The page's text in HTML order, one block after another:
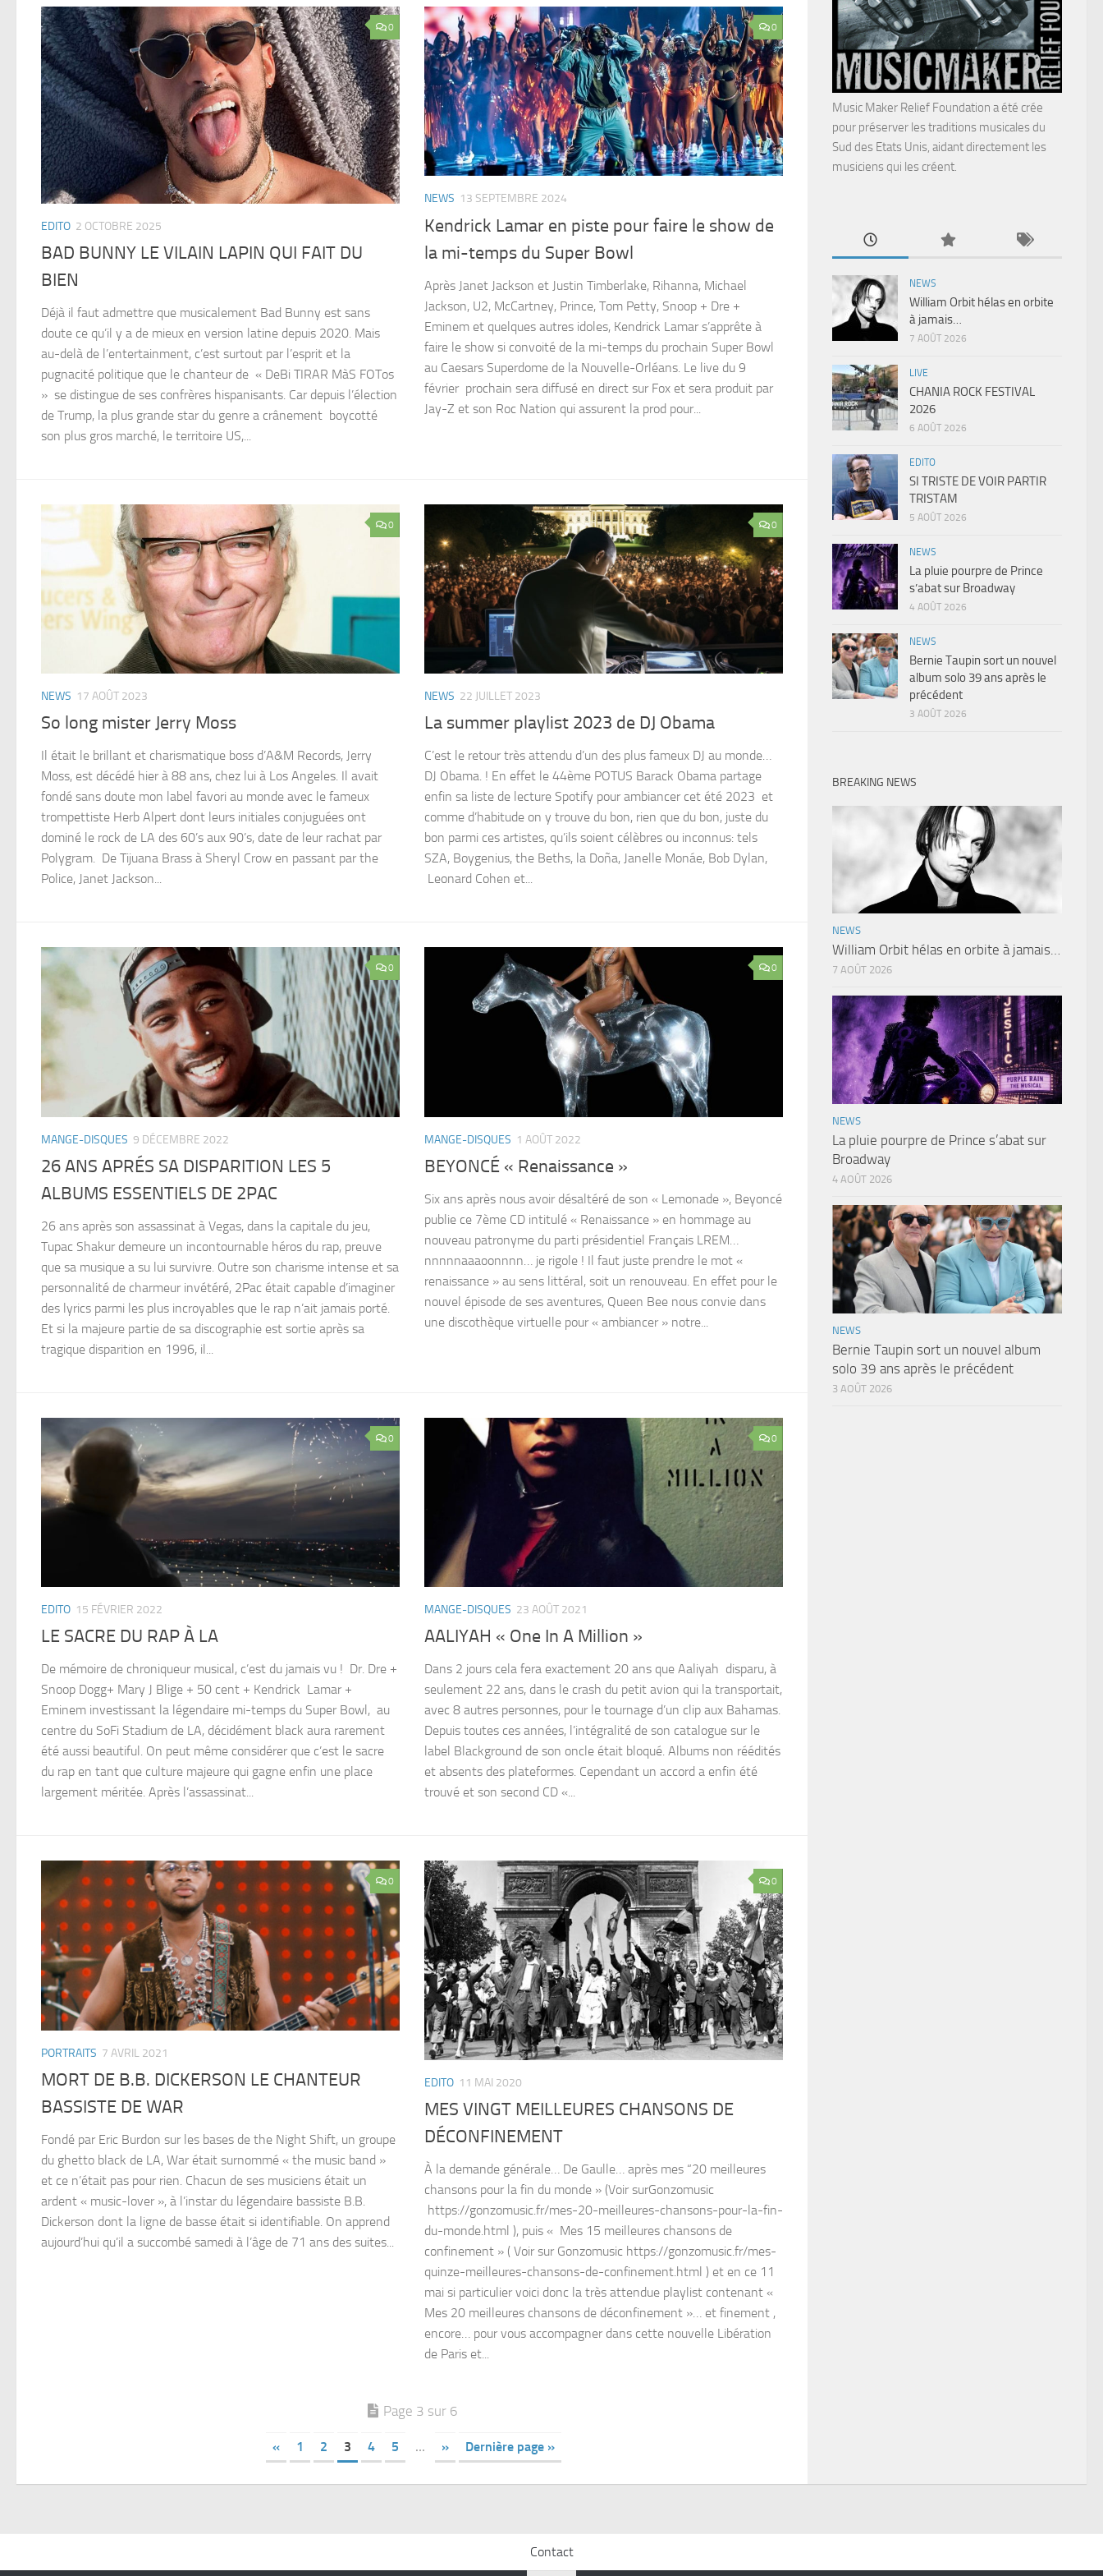
0
EDITO 2 OCTOBRE 2025
BAD BUNNY LE VILAIN LAPIN QUI FAIT DU
BIEN
Déjà il faut admettre que musicalement Bad Bunny est sans
doute ce qu’il y a de mieux en version latine depuis 2020. Mais
au-delà de l’entertainment, c’est surtout par l’esprit et la
pugnacité politique que le chanteur de « DeBi TIRAR MàS FOTos
» se distingue de ses confrères hispanisants. Car depuis l’élection
de Trump, la plus grande star du genre a crânement boycotté
son plus gros marché, le territoire US,...
0
NEWS 13 SEPTEMBRE 2024
Kendrick Lamar en piste pour faire le show de
la mi-temps du Super Bowl
Après Janet Jackson et Justin Timberlake, Rihanna, Michael
Jackson, U2, McCartney, Prince, Tom Petty, Snoop + Dre +
Eminem et quelques autres idoles, Kendrick Lamar s’apprête à
faire le show si convoité de la mi-temps du prochain Super Bowl
au Caesars Superdome de la Nouvelle-Orléans. Le live du 9
février prochain sera diffusé en direct sur Fox et sera produit par
Jay-Z et son Roc Nation qui assurent la prod pour...
0
NEWS 17 AOÛT 2023
So long mister Jerry Moss
Il était le brillant et charismatique boss d’A&M Records, Jerry
Moss, est décédé hier à 88 ans, chez lui à Los Angeles. Il avait
fondé sans doute mon label favori au monde avec le fameux
trompettiste Herb Alpert dont leurs initiales conjuguées ont
dominé le rock de LA des 60’s aux 90’s, date de leur rachat par
Polygram. De Tijuana Brass à Sheryl Crow en passant par the
Police, Janet Jackson...
0
NEWS 22 JUILLET 2023
La summer playlist 2023 de DJ Obama
C’est le retour très attendu d’un des plus fameux DJ au monde…
DJ Obama. ! En effet le 44ème POTUS Barack Obama partage
enfin sa liste de lecture Spotify pour ambiancer cet été 2023 et
comme d’habitude on y trouve du bon, rien que du bon, juste du
bon parmi ces artistes, qu’ils soient célèbres ou inconnus: tels
SZA, Boygenius, the Beths, la Doña, Janelle Monáe, Bob Dylan,
Leonard Cohen et...
0
MANGE-DISQUES 9 DÉCEMBRE 2022
26 ANS APRÉS SA DISPARITION LES 5
ALBUMS ESSENTIELS DE 2PAC
26 ans après son assassinat à Vegas, dans la capitale du jeu,
Tupac Shakur demeure un incontournable héros du rap, preuve
que sa musique a su lui survivre. Outre son charisme intense et sa
personnalité de charmeur invétéré, 2Pac était capable d’imaginer
des lyrics parmi les plus incroyables que le rap n’ait jamais porté.
Et si la majeure partie de sa discographie est sortie après sa
tragique disparition en 1996, il...
0
MANGE-DISQUES 1 AOÛT 2022
BEYONCÉ « Renaissance »
Six ans après nous avoir désaltéré de son « Lemonade », Beyoncé
publie ce 7ème CD intitulé « Renaissance » en hommage au
nouveau patronyme du parti présidentiel Français LREM…
nnnnnaaaoonnnn… je rigole ! Il faut juste prendre le mot «
renaissance » au sens littéral, soit un renouveau. En effet pour le
nouvel épisode de ses aventures, Queen Bee nous convie dans
une discothèque virtuelle pour « ambiancer » notre...
0
EDITO 15 FÉVRIER 2022
LE SACRE DU RAP À LA
De mémoire de chroniqueur musical, c’est du jamais vu ! Dr. Dre +
Snoop Dogg+ Mary J Blige + 50 cent + Kendrick Lamar +
Eminem investissant la légendaire mi-temps du Super Bowl, au
centre du SoFi Stadium de LA, décidément black aura rarement
été aussi beautiful. On peut même considérer que c’est le sacre
du rap en tant que culture majeure qui gagne enfin une place
largement méritée. Après l’assassinat...
0
MANGE-DISQUES 23 AOÛT 2021
AALIYAH « One In A Million »
Dans 2 jours cela fera exactement 20 ans que Aaliyah disparu, à
seulement 22 ans, dans le crash du petit avion qui la transportait,
avec 8 autres personnes, pour le tournage d’un clip aux Bahamas.
Depuis toutes ces années, l’intégralité de son catalogue sur le
label Blackground de son oncle était bloqué. Albums non réédités
et absents des plateformes. Cependant un accord a enfin été
trouvé et son second CD «...
0
PORTRAITS 7 AVRIL 2021
MORT DE B.B. DICKERSON LE CHANTEUR
BASSISTE DE WAR
Fondé par Eric Burdon sur les bases de the Night Shift, un groupe
du ghetto black de LA, War était surnommé « the music band »
et ce n’était pas pour rien. Chacun de ses musiciens était un
ardent « music-lover », à l’instar du légendaire bassiste B.B.
Dickerson dont la ligne de basse était si identifiable. On apprend
aujourd’hui qu’il a succombé samedi à l’âge de 71 ans des suites...
0
EDITO 11 MAI 2020
MES VINGT MEILLEURES CHANSONS DE
DÉCONFINEMENT
À la demande générale… De Gaulle… après mes “20 meilleures
chansons pour la fin du monde » (Voir surGonzomusic
https://gonzomusic.fr/mes-20-meilleures-chansons-pour-la-fin-
du-monde.html ), puis « Mes 15 meilleures chansons de
confinement » ( Voir sur Gonzomusic https://gonzomusic.fr/mes-
quinze-meilleures-chansons-de-confinement.html ) et en ce 11
mai si particulier voici donc la très attendue playlist contenant «
Mes 20 meilleures chansons de déconfinement »… et finement ,
encore… pour vous accompagner dans cette nouvelle Libération
de Paris et...
Page 3 sur 6
« 1 2 3 4 5 … » Dernière page »
Music Maker Relief Foundation a été crée
pour préserver les traditions musicales du
Sud des Etats Unis, aidant directement les
musiciens qui les créent.
NEWS
William Orbit hélas en orbite
à jamais…
7 AOÛT 2026
LIVE
CHANIA ROCK FESTIVAL
2026
6 AOÛT 2026
EDITO
SI TRISTE DE VOIR PARTIR
TRISTAM
5 AOÛT 2026
NEWS
La pluie pourpre de Prince
s’abat sur Broadway
4 AOÛT 2026
NEWS
Bernie Taupin sort un nouvel
album solo 39 ans après le
précédent
3 AOÛT 2026
BREAKING NEWS
NEWS
William Orbit hélas en orbite à jamais…
7 AOÛT 2026
NEWS
La pluie pourpre de Prince s’abat sur
Broadway
4 AOÛT 2026
NEWS
Bernie Taupin sort un nouvel album
solo 39 ans après le précédent
3 AOÛT 2026
Contact